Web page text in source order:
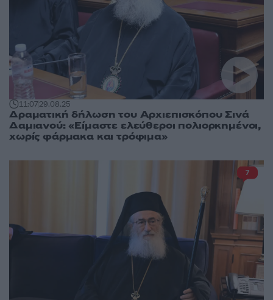
11:0729.08.25
Δραματική δήλωση του Αρχιεπισκόπου Σινά
Δαμιανού: «Είμαστε ελεύθεροι πολιορκημένοι,
χωρίς φάρμακα και τρόφιμα»
7